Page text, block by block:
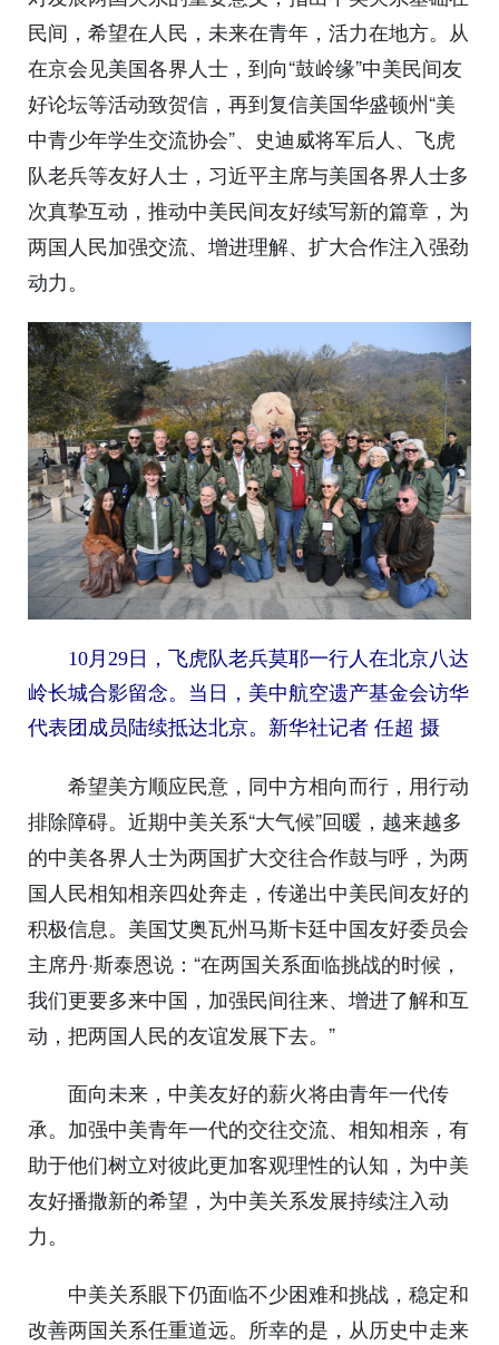
民间，希望在人民，未来在青年，活力在地方。从
在京会见美国各界人士，到向“鼓岭缘”中美民间友
好论坛等活动致贺信，再到复信美国华盛顿州“美
中青少年学生交流协会”、史迪威将军后人、飞虎
队老兵等友好人士，习近平主席与美国各界人士多
次真挚互动，推动中美民间友好续写新的篇章，为
两国人民加强交流、增进理解、扩大合作注入强劲
动力。
10月29日，飞虎队老兵莫耶一行人在北京八达
岭长城合影留念。当日，美中航空遗产基金会访华
代表团成员陆续抵达北京。 新华社记者 任超 摄
希望美方顺应民意，同中方相向而行，用行动
排除障碍。近期中美关系“大气候”回暖，越来越多
的中美各界人士为两国扩大交往合作鼓与呼，为两
国人民相知相亲四处奔走，传递出中美民间友好的
积极信息。美国艾奥瓦州马斯卡廷中国友好委员会
主席丹·斯泰恩说：“在两国关系面临挑战的时候，
我们更要多来中国，加强民间往来、增进了解和互
动，把两国人民的友谊发展下去。”
面向未来，中美友好的薪火将由青年一代传
承。加强中美青年一代的交往交流、相知相亲，有
助于他们树立对彼此更加客观理性的认知，为中美
友好播撒新的希望，为中美关系发展持续注入动
力。
中美关系眼下仍面临不少困难和挑战，稳定和
改善两国关系任重道远。所幸的是，从历史中走来